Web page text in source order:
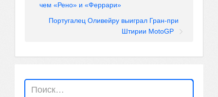
чем «Рено» и «Феррари»
Португалец Оливейру выиграл Гран-при
Штирии MotoGP